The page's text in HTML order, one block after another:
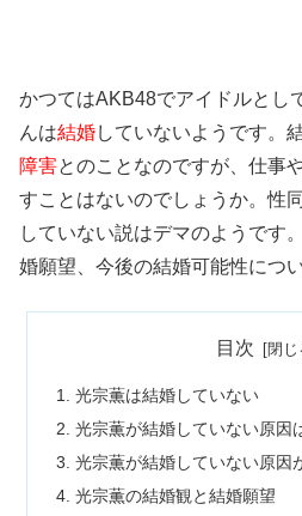
かつてはAKB48でアイドルとし
んは結婚していないようです。
障害とのことなのですが、仕事
すことはないのでしょうか。性
していない説はデマのようです
婚願望、今後の結婚可能性につ
目次
光宗薫は結婚していない
光宗薫が結婚していない原因
光宗薫が結婚していない原因
光宗薫の結婚観と結婚願望